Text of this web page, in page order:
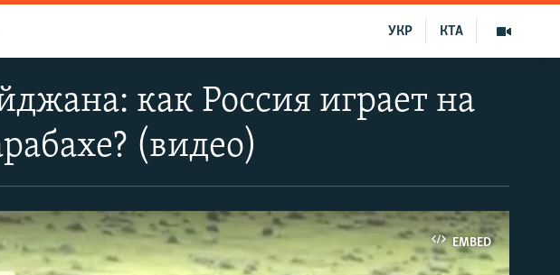
КТА
УКР
как Россия играет на
(видео)
EMBED